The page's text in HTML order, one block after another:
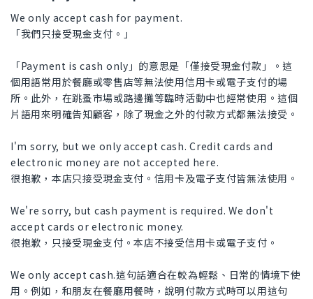
We only accept cash for payment.
「我們只接受現金支付。」
「Payment is cash only」的意思是「僅接受現金付款」。這
個用語常用於餐廳或零售店等無法使用信用卡或電子支付的場
所。此外，在跳蚤市場或路邊攤等臨時活動中也經常使用。這個
片語用來明確告知顧客，除了現金之外的付款方式都無法接受。
I'm sorry, but we only accept cash. Credit cards and
electronic money are not accepted here.
很抱歉，本店只接受現金支付。信用卡及電子支付皆無法使用。
We're sorry, but cash payment is required. We don't
accept cards or electronic money.
很抱歉，只接受現金支付。本店不接受信用卡或電子支付。
We only accept cash.這句話適合在較為輕鬆、日常的情境下使
用。例如，和朋友在餐廳用餐時，說明付款方式時可以用這句